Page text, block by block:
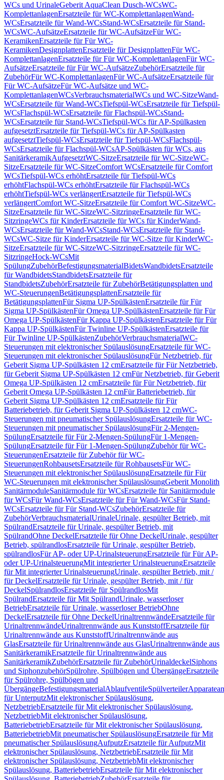
WCs und UrinaleGeberit AquaClean Dusch-WCsWC-
KomplettanlagenErsatzteile für WC-KomplettanlagenWand-
WCsErsatzteile für Wand-WCsStand-WCsErsatzteile für Stand-
WCsWC-AufsätzeErsatzteile für WC-AufsätzeFür WC-
KeramikenErsatzteile für Für WC-
KeramikenDesignplattenErsatzteile für DesignplattenFür WC-
KomplettanlagenErsatzteile für Für WC-KomplettanlagenFür WC-
AufsätzeErsatzteile für Für WC-AufsätzeZubehörErsatzteile für
ZubehörFür WC-KomplettanlagenFür WC-AufsätzeErsatzteile für
Für WC-AufsätzeFür WC-Aufsätze und WC-
KomplettanlagenWCsVerbrauchsmaterialWCs und WC-SitzeWand-
WCsErsatzteile für Wand-WCsTiefspül-WCsErsatzteile für Tiefspül-
WCsFlachspül-WCsErsatzteile für Flachspül-WCsStand-
WCsErsatzteile für Stand-WCsTiefspül-WCs für AP-Spülkasten
aufgesetztErsatzteile für Tiefspül-WCs für AP-Spülkasten
aufgesetztTiefspül-WCsErsatzteile für Tiefspül-WCsFlachspül-
WCsErsatzteile für Flachspül-WCsAP-Spülkästen für WCs, aus
SanitärkeramikAufgesetztWC-SitzeErsatzteile für WC-SitzeWC-
SitzeErsatzteile für WC-SitzeComfort WCsErsatzteile für Comfort
WCsTiefspül-WCs erhöhtErsatzteile für Tiefspül-WCs
erhöhtFlachspül-WCs erhöhtErsatzteile für Flachspül-WCs
erhöhtTiefspül-WCs verlängertErsatzteile für Tiefspül-WCs
verlängertComfort WC-SitzeErsatzteile für Comfort WC-SitzeWC-
SitzeErsatzteile für WC-SitzeWC-SitzringeErsatzteile für WC-
SitzringeWCs für KinderErsatzteile für WCs für KinderWand-
WCsErsatzteile für Wand-WCsStand-WCsErsatzteile für Stand-
WCsWC-Sitze für KinderErsatzteile für WC-Sitze für KinderWC-
SitzeErsatzteile für WC-SitzeWC-SitzringeErsatzteile für WC-
SitzringeHock-WCsMit
SpülungZubehörBefestigungsmaterialBidetsWandbidetsErsatzteile
für WandbidetsStandbidetsErsatzteile für
StandbidetsZubehörErsatzteile für ZubehörBetätigungsplatten und
WC-SteuerungenBetätigungsplattenErsatzteile für
BetätigungsplattenFür Sigma UP-SpülkästenErsatzteile für Für
Sigma UP-SpülkästenFür Omega UP-SpülkästenErsatzteile für Für
Omega UP-SpülkästenFür Kappa UP-SpülkästenErsatzteile für Für
Kappa UP-SpülkästenFür Twinline UP-SpülkästenErsatzteile für
Für Twinline UP-SpülkästenZubehörVerbrauchsmaterialWC-
Steuerungen mit elektronischer SpülauslösungErsatzteile für WC-
Steuerungen mit elektronischer SpülauslösungFür Netzbetrieb, für
Geberit Sigma UP-Spülkästen 12 cmErsatzteile für Für Netzbetrieb,
für Geberit Sigma UP-Spülkästen 12 cmFür Netzbetrieb, für Geberit
Omega UP-Spülkästen 12 cmErsatzteile für Für Netzbetrieb, für
Geberit Omega UP-Spülkästen 12 cmFür Batteriebetrieb, für
Geberit Sigma UP-Spülkästen 12 cmErsatzteile für Für
Batteriebetrieb, für Geberit Sigma UP-Spülkästen 12 cmWC-
Steuerungen mit pneumatischer SpülauslösungErsatzteile für WC-
Steuerungen mit pneumatischer SpülauslösungFür 2-Mengen-
SpülungErsatzteile für Für 2-Mengen-SpülungFür 1-Mengen-
SpülungErsatzteile für Für 1-Mengen-SpülungZubehör für WC-
SteuerungenErsatzteile für Zubehör für WC-
SteuerungenRohbausetsErsatzteile für RohbausetsFür WC-
Steuerungen mit elektronischer SpülauslösungErsatzteile für Für
WC-Steuerungen mit elektronischer SpülauslösungGeberit Monolith
SanitärmoduleSanitärmodule für WCsErsatzteile für Sanitärmodule
für WCsFür Wand-WCsErsatzteile für Für Wand-WCsFür Stand-
WCsErsatzteile für Für Stand-WCsZubehörErsatzteile für
ZubehörVerbrauchsmaterialUrinaleUrinale, gespülter Betrieb, mit
SpülrandErsatzteile für Urinale, gespülter Betrieb, mit
SpülrandOhne DeckelErsatzteile für Ohne DeckelUrinale, gespülter
Betrieb, spülrandlosErsatzteile für Urinale, gespülter Betrieb,
spülrandlosFür AP- oder UP-UrinalsteuerungErsatzteile für Für AP-
oder UP-UrinalsteuerungMit integrierter UrinalsteuerungErsatzteile
für Mit integrierter UrinalsteuerungUrinale, gespülter Betrieb, mit /
für DeckelErsatzteile für Urinale, gespülter Betrieb, mit / für
DeckelSpülrandlosErsatzteile für SpülrandlosMit
SpülrandErsatzteile für Mit SpülrandUrinale, wasserloser
BetriebErsatzteile für Urinale, wasserloser BetriebOhne
DeckelErsatzteile für Ohne DeckelUrinaltrennwändeErsatzteile für
UrinaltrennwändeUrinaltrennwände aus KunststoffErsatzteile für
Urinaltrennwände aus KunststoffUrinaltrennwände aus
GlasErsatzteile für Urinaltrennwände aus GlasUrinaltrennwände aus
SanitärkeramikErsatzteile für Urinaltrennwände aus
SanitärkeramikZubehörErsatzteile für ZubehörUrinaldeckelSiphons
und SiphonzubehörSpülrohre, Spülbögen und ÜbergängeErsatzteile
für Spülrohre, Spülbögen und
ÜbergängeBefestigungsmaterialAblaufventileSpülverteiler
für UnterputzMit elektronischer Spülauslösung,
NetzbetriebErsatzteile für Mit elektronischer Spülauslösung,
NetzbetriebMit elektronischer Spülauslösung,
BatteriebetriebErsatzteile für Mit elektronischer Spülauslösung,
BatteriebetriebMit pneumatischer SpülauslösungErsatzteile für Mit
pneumatischer SpülauslösungAufputzErsatzteile für AufputzMit
elektronischer Spülauslösung, NetzbetriebErsatzteile für Mit
elektronischer Spülauslösung, NetzbetriebMit elektronischer
Spülauslösung, BatteriebetriebErsatzteile für Mit elektronischer